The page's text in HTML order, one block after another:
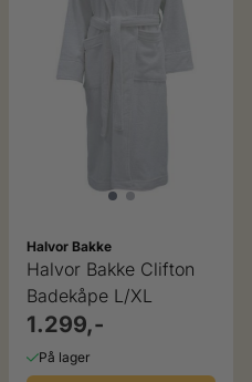
mulige
Halvor Bakke
Halvor Bakke Clifton
Badekåpe L/XL
1.299,-
På lager